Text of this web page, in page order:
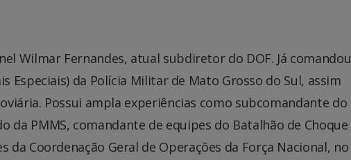
Wilmar Fernandes, atual subdiretor do DOF. Já comandou
Especiais) da Polícia Militar de Mato Grosso do Sul, assim
Possui ampla experiências como subcomandante do
da PMMS, comandante de equipes do Batalhão de Choque
da Coordenação Geral de Operações da Força Nacional, no